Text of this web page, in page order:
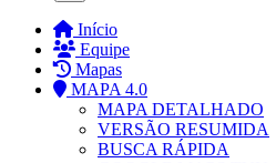
Início
Equipe
Mapas
MAPA 4.0
MAPA DETALHADO
VERSÃO RESUMIDA
BUSCA RÁPIDA